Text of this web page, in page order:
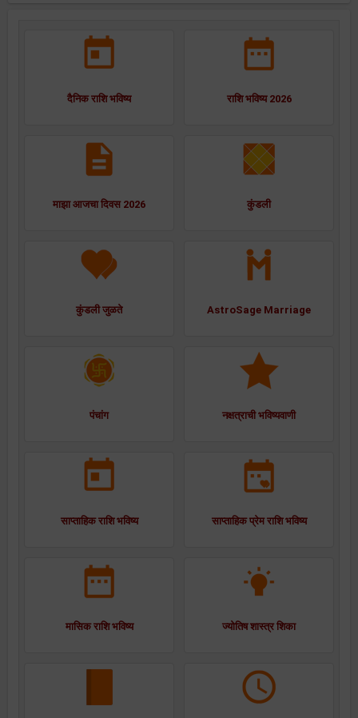
दैनिक राशि भविष्य राशि भविष्य 2026
माझा आजचा दिवस 2026 कुंडली
कुंडली जुळते AstroSage Marriage
पंचांग नक्षत्राची भविष्यवाणी
साप्ताहिक राशि भविष्य साप्ताहिक प्रेम राशि भविष्य
मासिक राशि भविष्य ज्योतिष शास्त्र शिका